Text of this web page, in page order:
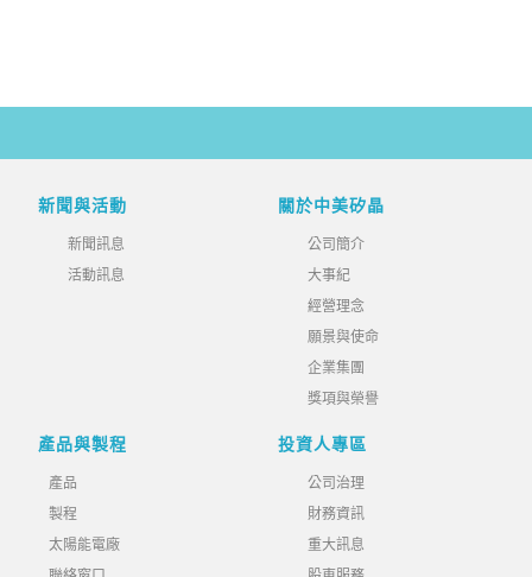
新聞與活動
新聞訊息
活動訊息
關於中美矽晶
公司簡介
大事紀
經營理念
願景與使命
企業集團
獎項與榮譽
產品與製程
產品
製程
太陽能電廠
投資人專區
公司治理
財務資訊
重大訊息